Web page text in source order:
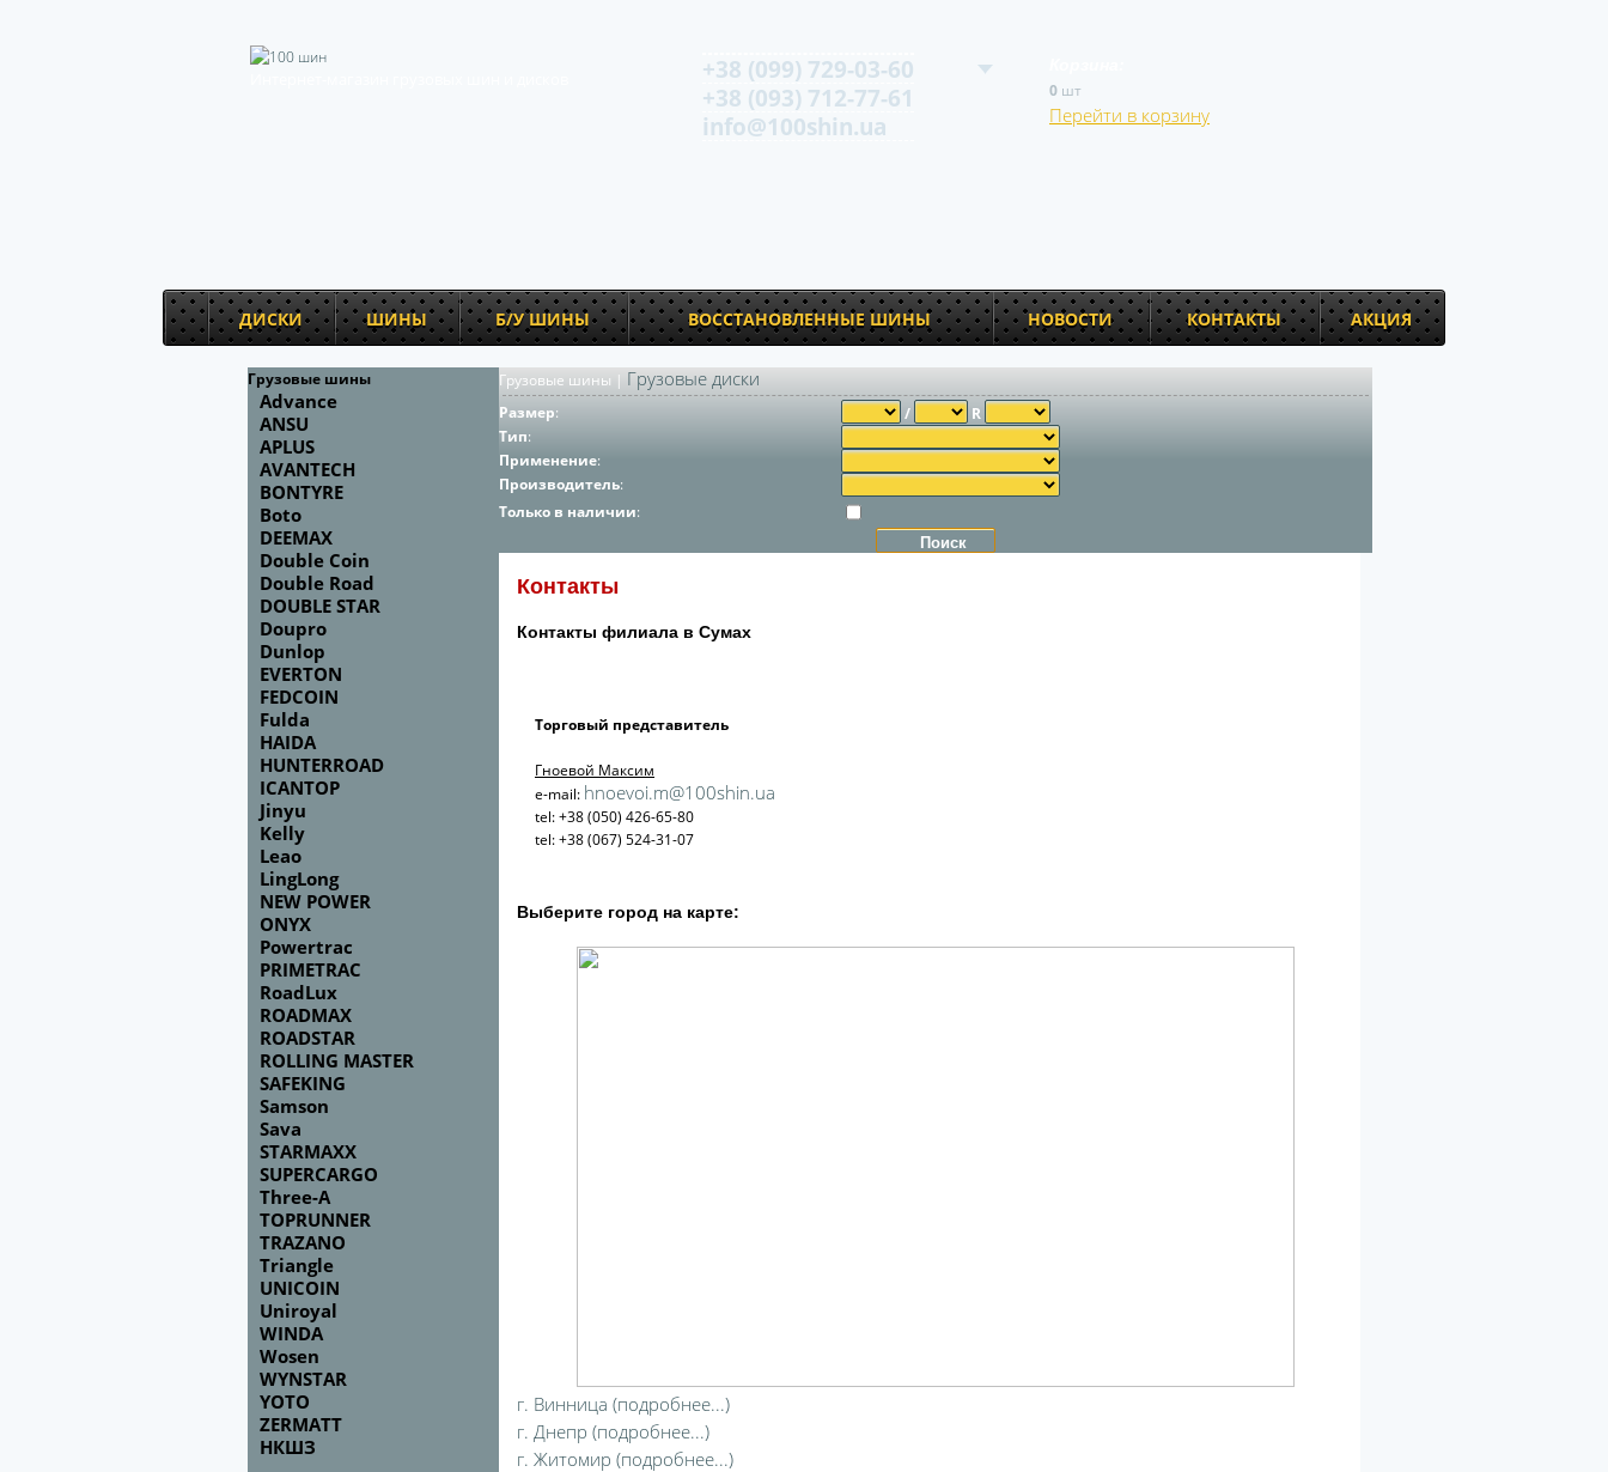
+38 (099) 729-03-60
+38 (093) 712-77-61
info@100shin.ua
0 шт
Перейти в корзину
ДИСКИ ШИНЫ Б/У ШИНЫ ВОССТАНОВЛЕННЫЕ ШИНЫ НОВОСТИ КОНТАКТЫ АКЦИЯ
Грузовые шины
Advance
ANSU
APLUS
AVANTECH
BONTYRE
Boto
DEEMAX
Double Coin
Double Road
DOUBLE STAR
Doupro
Dunlop
EVERTON
FEDCOIN
Fulda
HAIDA
HUNTERROAD
ICANTOP
Jinyu
Kelly
Leao
LingLong
NEW POWER
ONYX
Powertrac
PRIMETRAC
RoadLux
ROADMAX
ROADSTAR
ROLLING MASTER
SAFEKING
Samson
Sava
STARMAXX
SUPERCARGO
Three-A
TOPRUNNER
TRAZANO
Triangle
UNICOIN
Uniroyal
WINDA
Wosen
WYNSTAR
YOTO
ZERMATT
НКШЗ
Грузовые шины | Грузовые диски
Размер: /
R
Тип:
Применение:
Производитель:
Только в наличии:
Контакты
Контакты филиала в Сумах
Торговый представитель
Гноевой Максим
e-mail: hnoevoi.m@100shin.ua
tel: +38 (050) 426-65-80
tel: +38 (067) 524-31-07
Выберите город на карте:
г. Винница (подробнее...)
г. Днепр (подробнее...)
г. Житомир (подробнее...)